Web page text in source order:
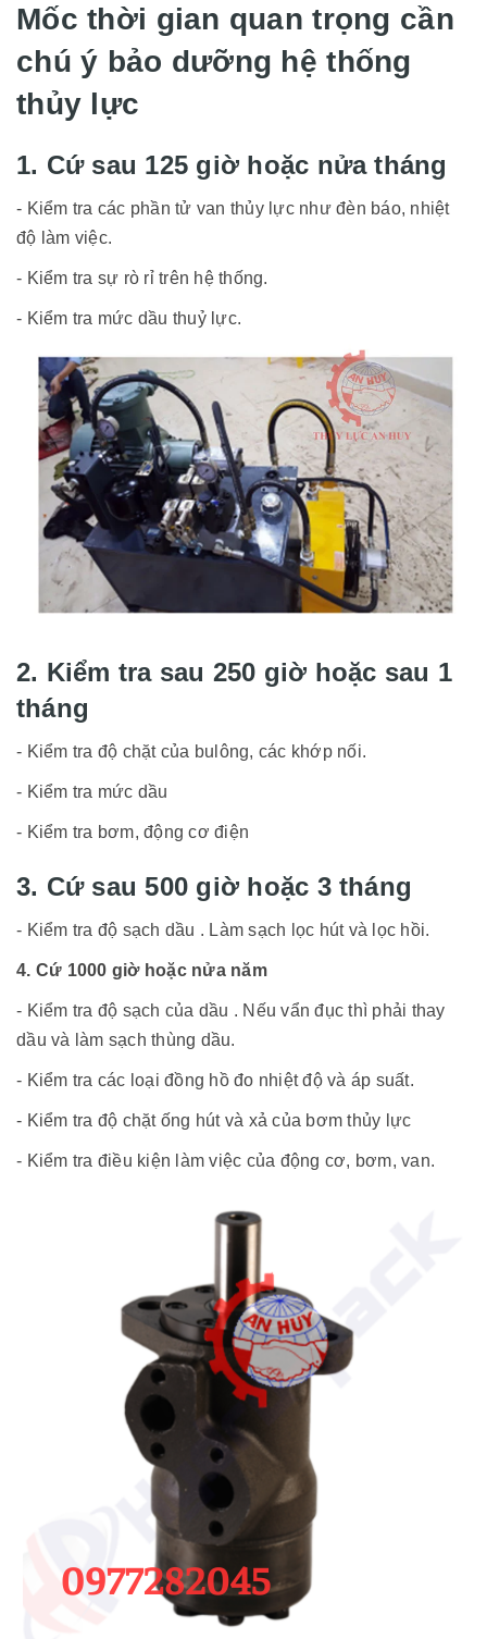
Mốc thời gian quan trọng cần
chú ý bảo dưỡng hệ thống
thủy lực
1. Cứ sau 125 giờ hoặc nửa tháng
- Kiểm tra các phần tử van thủy lực như đèn báo, nhiệt
độ làm việc.
- Kiểm tra sự rò rỉ trên hệ thống.
- Kiểm tra mức dầu thuỷ lực.
2. Kiểm tra sau 250 giờ hoặc sau 1
tháng
- Kiểm tra độ chặt của bulông, các khớp nối.
- Kiểm tra mức dầu
- Kiểm tra bơm, động cơ điện
3. Cứ sau 500 giờ hoặc 3 tháng
- Kiểm tra độ sạch dầu . Làm sạch lọc hút và lọc hồi.
4. Cứ 1000 giờ hoặc nửa năm
- Kiểm tra độ sạch của dầu . Nếu vẩn đục thì phải thay
dầu và làm sạch thùng dầu.
- Kiểm tra các loại đồng hồ đo nhiệt độ và áp suất.
- Kiểm tra độ chặt ống hút và xả của bơm thủy lực
- Kiểm tra điều kiện làm việc của động cơ, bơm, van.